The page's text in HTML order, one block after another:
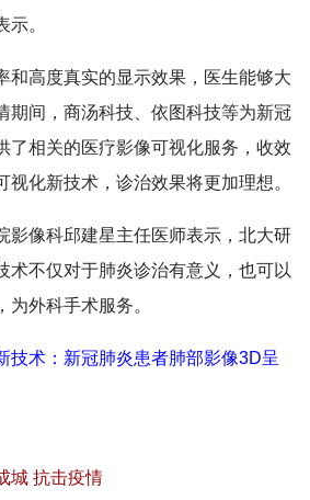
。
和高度真实的显示效果，医生能够大
期间，商汤科技、依图科技等为新冠
了相关的医疗影像可视化服务，收效
视化新技术，诊治效果将更加理想。
影像科邱建星主任医师表示，北大研
术不仅对于肺炎诊治有意义，也可以
为外科手术服务。
技术：新冠肺炎患者肺部影像3D呈
城 抗击疫情